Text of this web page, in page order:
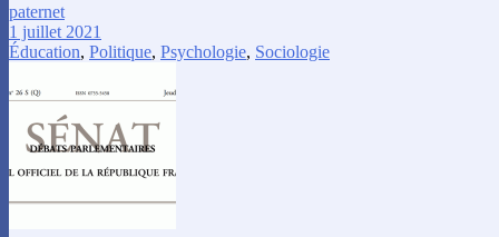
paternet
1 juillet 2021
Éducation, Politique, Psychologie, Sociologie